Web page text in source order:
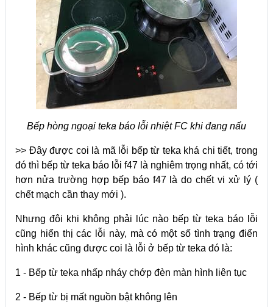
Bếp hòng ngoại teka báo lỗi nhiệt FC khi đang nấu
>> Đây được coi là mã lỗi bếp từ teka khá chi tiết, trong
đó thì bếp từ teka báo lỗi f47 là nghiêm trọng nhất, có tới
hơn nửa trường hợp bếp báo f47 là do chết vi xử lý (
chết mạch cần thay mới ).
Nhưng đôi khi không phải lúc nào bếp từ teka báo lỗi
cũng hiển thị các lỗi này, mà có một số tình trạng điển
hình khác cũng được coi là lỗi ở bếp từ teka đó là:
1 - Bếp từ teka nhấp nháy chớp đèn màn hình liên tục
2 - Bếp từ bị mất nguồn bật không lên